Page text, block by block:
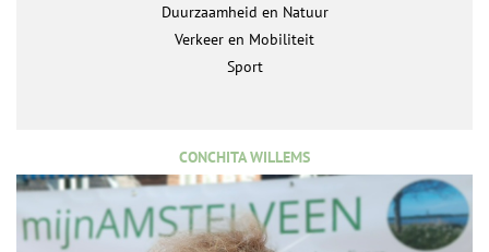
Duurzaamheid en Natuur
Verkeer en Mobiliteit
Sport
CONCHITA WILLEMS